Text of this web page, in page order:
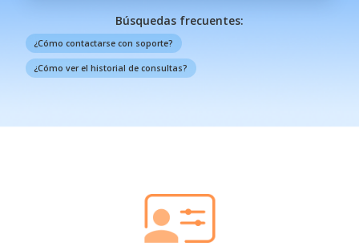
Búsquedas frecuentes:
¿Cómo contactarse con soporte?
¿Cómo ver el historial de consultas?